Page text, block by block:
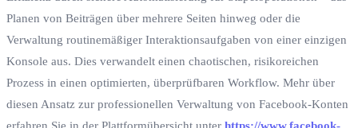
Planen von Beiträgen über mehrere Seiten hinweg oder die
Verwaltung routinemäßiger Interaktionsaufgaben von einer einzigen
Konsole aus. Dies verwandelt einen chaotischen, risikoreichen
Prozess in einen optimierten, überprüfbaren Workflow. Mehr über
diesen Ansatz zur professionellen Verwaltung von Facebook-Konten